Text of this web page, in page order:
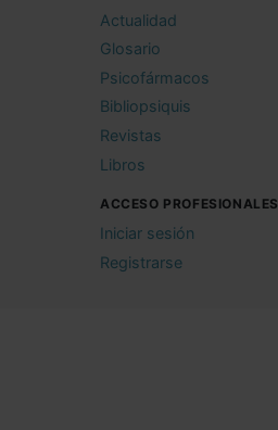
Actualidad
Glosario
Psicofármacos
Bibliopsiquis
Revistas
Libros
ACCESO PROFESIONALES
Iniciar sesión
Registrarse